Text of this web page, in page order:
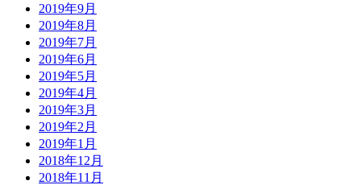
2019年9月
2019年8月
2019年7月
2019年6月
2019年5月
2019年4月
2019年3月
2019年2月
2019年1月
2018年12月
2018年11月